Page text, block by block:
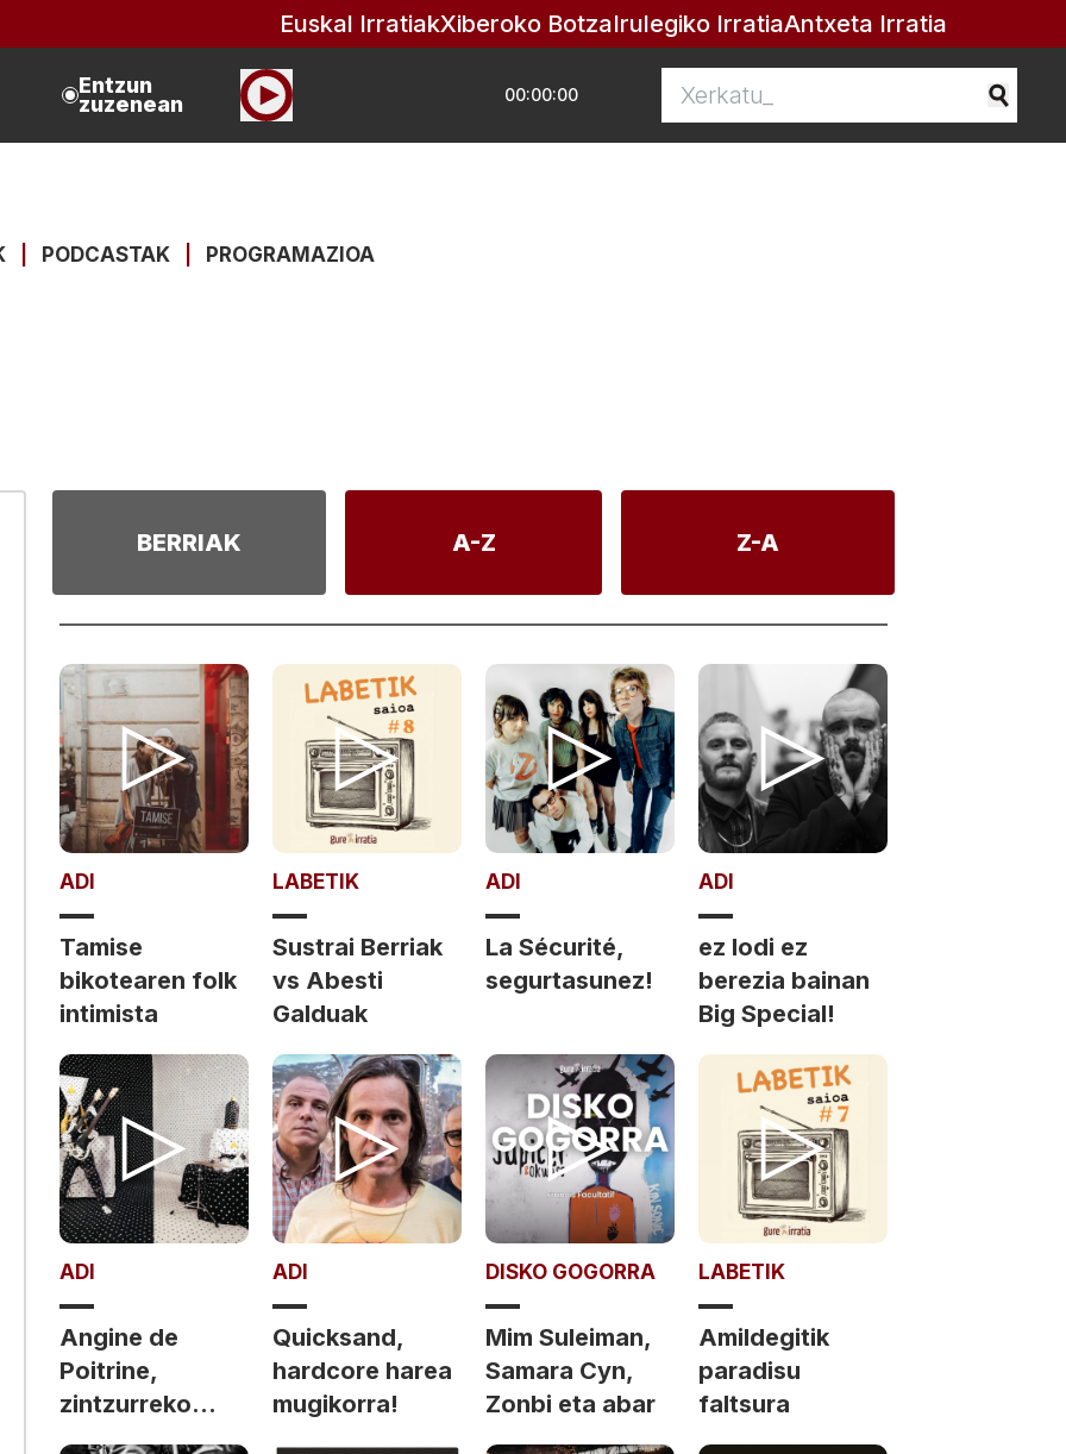
Euskal IrratiakXiberoko BotzaIrulegiko IrratiaAntxeta Irratia
Entzun
zuzenean 00:00:00
PODCASTAK PROGRAMAZIOA
BERRIAK A-Z Z-A
ADI
Tamise
bikotearen folk
intimista
LABETIK
Sustrai Berriak
vs Abesti
Galduak
ADI
La Sécurité,
segurtasunez!
ADI
ez lodi ez
berezia bainan
Big Special!
ADI
Angine de
Poitrine,
zintzurreko
mina?
ADI
Quicksand,
hardcore harea
mugikorra!
DISKO GOGORRA
Mim Suleiman,
Samara Cyn,
Zonbi eta abar
LABETIK
Amildegitik
paradisu
faltsura